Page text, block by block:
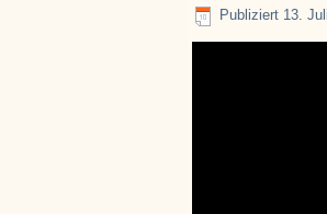
Publiziert 13.